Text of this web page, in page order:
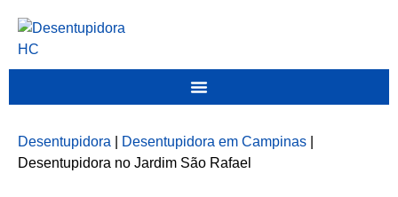
Desentupidora Desentupidora em Campinas
Desentupidora no Jardim São Rafael